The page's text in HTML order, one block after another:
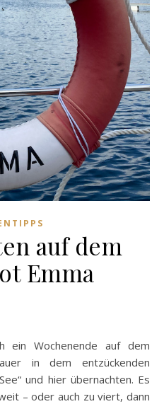
auf dem
Emma
Wochenende auf dem
in dem entzückenden
und hier übernachten. Es
– oder auch zu viert, dann